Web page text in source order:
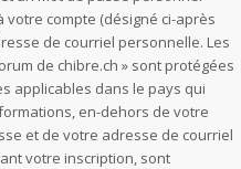
compte (désigné ci-après
de courriel personnelle. Les
de chibre.ch » sont protégées
applicables dans le pays qui
en-dehors de votre
et de votre adresse de courriel
votre inscription, sont